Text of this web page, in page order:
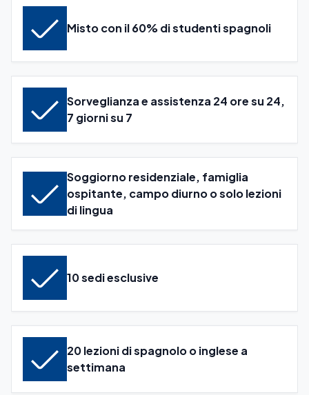
Misto con il 60% di studenti spagnoli
Sorveglianza e assistenza 24 ore su 24,
7 giorni su 7
Soggiorno residenziale, famiglia
ospitante, campo diurno o solo lezioni
di lingua
10 sedi esclusive
20 lezioni di spagnolo o inglese a
settimana